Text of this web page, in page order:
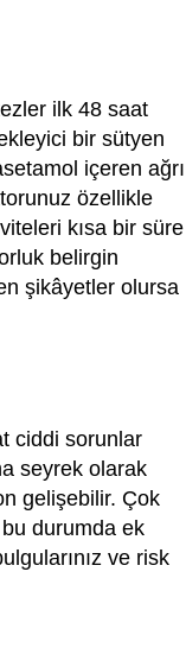
ilk 48 saat
bir sütyen
içeren ağrı
özellikle
kısa bir süre
belirgin
şikâyetler olursa
ciddi sorunlar
seyrek olarak
gelişebilir. Çok
durumda ek
ve risk